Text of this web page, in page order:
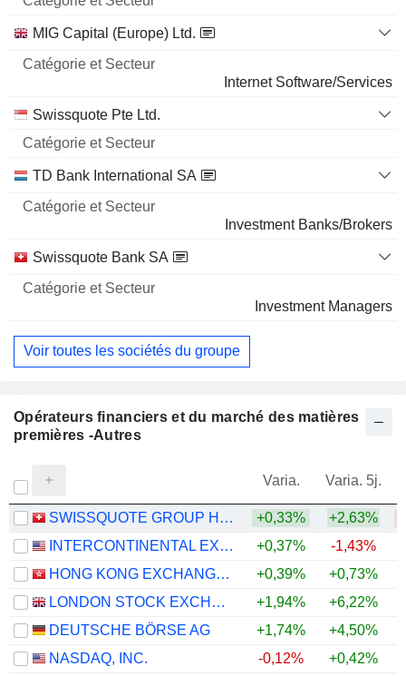
Nom
Secteur
MIG Capital (Europe) Ltd.
Internet Software/Services
Swissquote Pte Ltd.
TD Bank International SA
Investment Banks/Brokers
Swissquote Bank SA
Investment Managers
Voir toutes les sociétés du groupe
Opérateurs financiers et du marché des matières
premières -Autres
Varia. Varia. 5j.
SWISSQUOTE GROUP HOLDING SA +0,33% +2,63%
INTERCONTINENTAL EXCHANGE, INC.
+0,37% -1,43%
HONG KONG EXCHANGES AND CLEARING LIMITED
+0,39% +0,73%
LONDON STOCK EXCHANGE GROUP PLC
+1,94% +6,22%
DEUTSCHE BÖRSE AG
+1,74% +4,50%
NASDAQ, INC.
-0,12% +0,42%